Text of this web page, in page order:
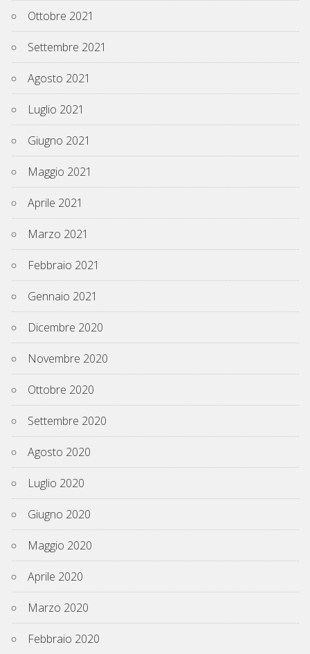
Ottobre 2021
Settembre 2021
Agosto 2021
Luglio 2021
Giugno 2021
Maggio 2021
Aprile 2021
Marzo 2021
Febbraio 2021
Gennaio 2021
Dicembre 2020
Novembre 2020
Ottobre 2020
Settembre 2020
Agosto 2020
Luglio 2020
Giugno 2020
Maggio 2020
Aprile 2020
Marzo 2020
Febbraio 2020